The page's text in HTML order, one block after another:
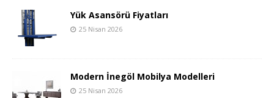
Yük Asansörü Fiyatları
25 Nisan 2026
Modern İnegöl Mobilya Modelleri
25 Nisan 2026